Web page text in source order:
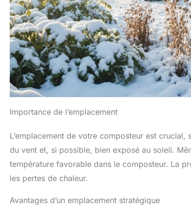
Importance de l’emplacement
L’emplacement de votre composteur est
du vent et, si possible, bien exposé au soleil.
température favorable dans le composteur. La
les pertes de chaleur.
Avantages d’un emplacement stratégique